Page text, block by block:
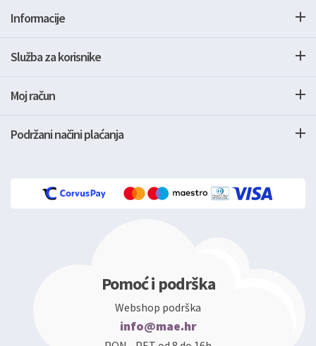
Informacije
Služba za korisnike
Moj račun
Podržani načini plaćanja
Pomoć i podrška
Webshop podrška
info@mae.hr